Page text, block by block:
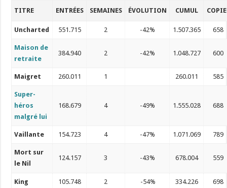
TITRE ENTRÉES SEMAINES ÉVOLUTION CUMUL
Uncharted 551.715 2 -42% 1.507.365 658
Maison de
retraite
384.940 2 -42% 1.048.727 600
Maigret 260.011 1 260.011 585
Super-
héros
malgré lui
168.679 4 -49% 1.555.028 688
Vaillante 154.723 4 -47% 1.071.069 789
Mort sur
le Nil
124.157 3 -43% 678.004 559
King 105.748 2 -54% 334.226 698